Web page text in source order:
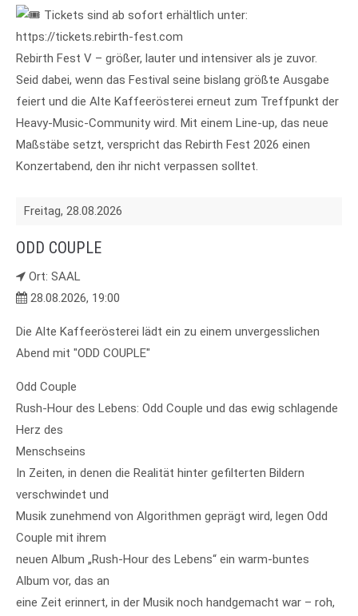
Tickets sind ab sofort erhältlich unter:
https://tickets.rebirth-fest.com
Rebirth Fest V – größer, lauter und intensiver als je zuvor.
Seid dabei, wenn das Festival seine bislang größte Ausgabe
feiert und die Alte Kaffeerösterei erneut zum Treffpunkt der
Heavy-Music-Community wird. Mit einem Line-up, das neue
Maßstäbe setzt, verspricht das Rebirth Fest 2026 einen
Konzertabend, den ihr nicht verpassen solltet.
Freitag, 28.08.2026
ODD COUPLE
Ort: SAAL
28.08.2026, 19:00
Die Alte Kaffeerösterei lädt ein zu einem unvergesslichen
Abend mit "ODD COUPLE"
Odd Couple
Rush-Hour des Lebens: Odd Couple und das ewig schlagende
Herz des
Menschseins
In Zeiten, in denen die Realität hinter gefilterten Bildern
verschwindet und
Musik zunehmend von Algorithmen geprägt wird, legen Odd
Couple mit ihrem
neuen Album „Rush-Hour des Lebens“ ein warm-buntes
Album vor, das an
eine Zeit erinnert, in der Musik noch handgemacht war – roh,